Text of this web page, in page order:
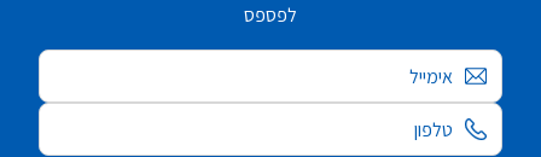
לפספס
אימייל